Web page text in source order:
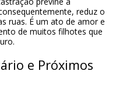
reduz o
ruas. É um ato de amor e
de muitos filhotes que
e Próximos